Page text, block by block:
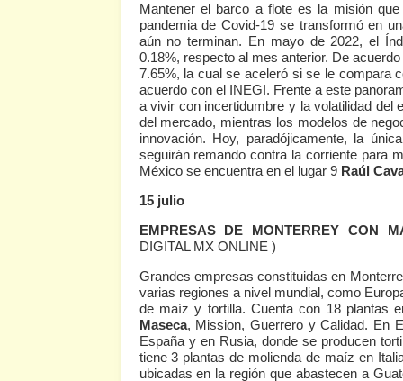
Mantener el barco a flote es la misión
pandemia de Covid-19 se transformó en
aún no terminan. En mayo de 2022, el
0.18%, respecto al mes anterior. De
7.65%, la cual se aceleró si se le compara
acuerdo con el INEGI. Frente a este
a vivir con incertidumbre y la volatilidad del
del mercado, mientras los modelos de
innovación. Hoy, paradójicamente, la
seguirán remando contra la corriente para
México se encuentra en el lugar 9 Raúl
15 julio
EMPRESAS DE MONTERREY CON
DIGITAL MX ONLINE )
Grandes empresas constituidas en
varias regiones a nivel mundial, como
de maíz y tortilla. Cuenta con 18 plantas
Maseca, Mission, Guerrero y Calidad. En
España y en Rusia, donde se producen
tiene 3 plantas de molienda de maíz en
ubicadas en la región que abastecen a